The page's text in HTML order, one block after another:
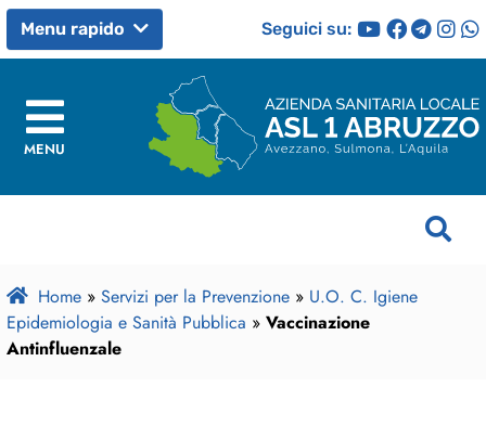
Menu rapido Seguici su:
MENU
Home » Servizi per la Prevenzione » U.O. C. Igiene
Epidemiologia e Sanità Pubblica » Vaccinazione
Antinfluenzale